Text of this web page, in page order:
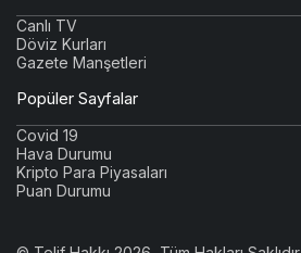
Canlı TV
Döviz Kurları
Gazete Manşetleri
Popüler Sayfalar
Covid 19
Hava Durumu
Kripto Para Piyasaları
Puan Durumu